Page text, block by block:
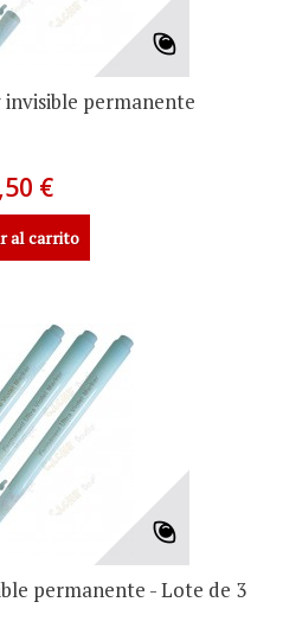
permanente
€
al carrito
permanente - Lote de 3